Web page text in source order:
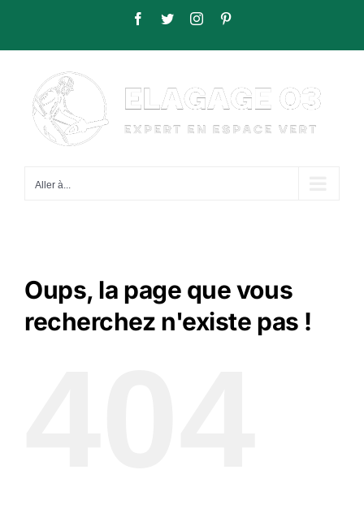
Facebook
TwitterInstagram
Aller à...
Oups, la page que vous
recherchez n'existe pas !